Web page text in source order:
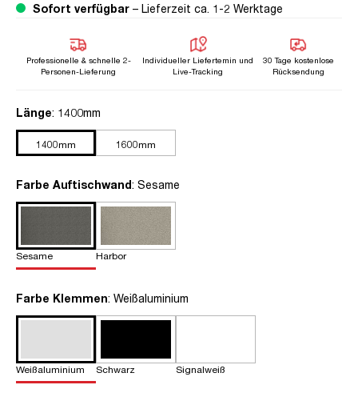
Sofort verfügbar – Lieferzeit ca. 1-2 Werktage
Professionelle & schnelle 2-
Personen-Lieferung
Individueller Liefertemin und
Live-Tracking
30 Tage kostenlose
Rücksendung
Längeauswählen
: 1400mm
1400mm 1600mm
Farbe Auftischwandauswählen
: Sesame
Sesame Harbor
Farbe Klemmenauswählen
: Weißaluminium
Weißaluminium Schwarz Signalweiß